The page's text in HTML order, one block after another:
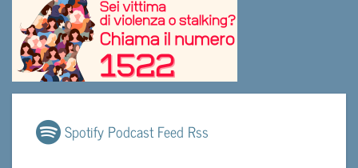
Spotify Podcast Feed Rss